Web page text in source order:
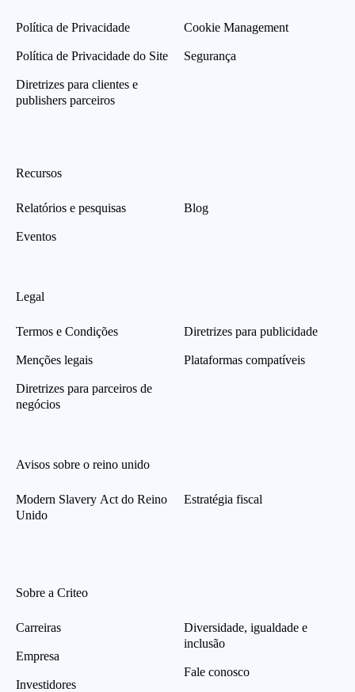
Política de Privacidade
Política de Privacidade do Site
Diretrizes para clientes e
publishers parceiros
Cookie Management
Segurança
Recursos
Relatórios e pesquisas
Eventos
Blog
Legal
Termos e Condições
Menções legais
Diretrizes para parceiros de
negócios
Diretrizes para publicidade
Plataformas compatíveis
Avisos sobre o reino unido
Modern Slavery Act do Reino
Unido
Estratégia fiscal
Sobre a Criteo
Carreiras
Empresa
Investidores
Diversidade, igualdade e
inclusão
Fale conosco